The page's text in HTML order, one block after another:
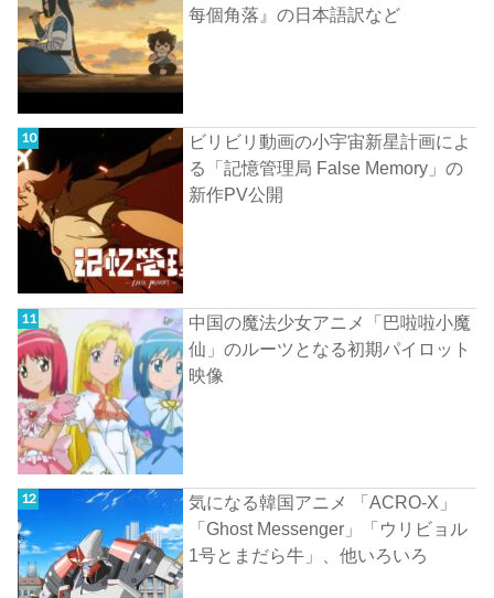
每個角落』の日本語訳など
ビリビリ動画の小宇宙新星計画によ
る「記憶管理局 False Memory」の
新作PV公開
中国の魔法少女アニメ「巴啦啦小魔
仙」のルーツとなる初期パイロット
映像
気になる韓国アニメ 「ACRO-X」
「Ghost Messenger」「ウリビョル
1号とまだら牛」、他いろいろ